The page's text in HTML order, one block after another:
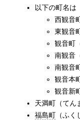
以下の町名は
西観音
東観音
観音町
南観音
南観音
観音本
観音新
天満町（てん
福島町（ふく